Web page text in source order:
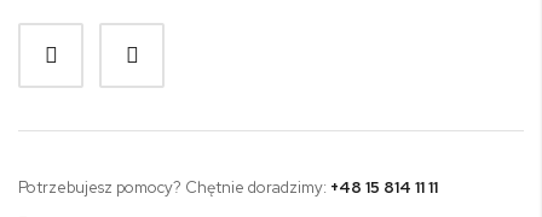
Potrzebujesz pomocy? Chętnie doradzimy: +48 15 814 11 11